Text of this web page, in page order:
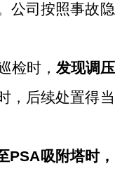
公司按照事故
检时， 发现调
，后续处置得
PSA吸附塔时